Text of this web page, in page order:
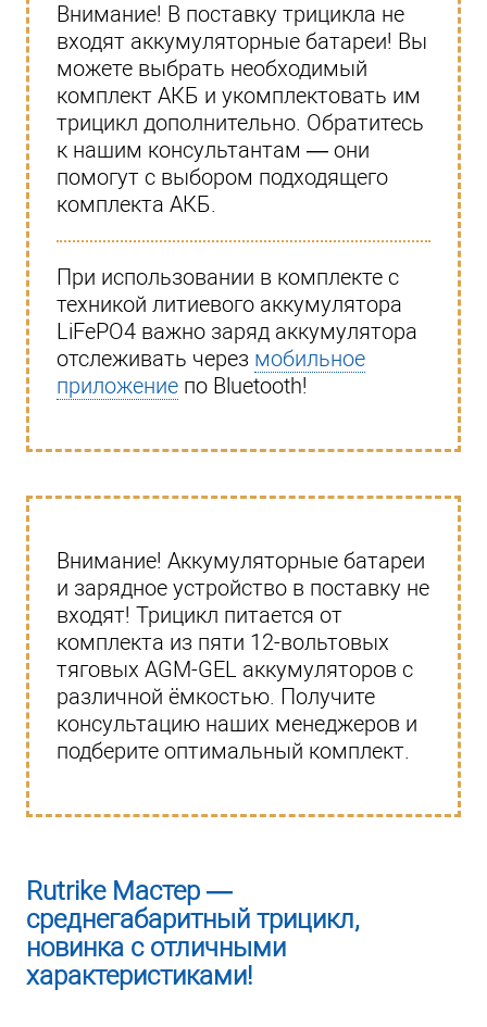
Внимание! В поставку трицикла не
входят аккумуляторные батареи! Вы
можете выбрать необходимый
комплект АКБ и укомплектовать им
трицикл дополнительно. Обратитесь
к нашим консультантам — они
помогут с выбором подходящего
комплекта АКБ.
При использовании в комплекте с
техникой литиевого аккумулятора
LiFePO4 важно заряд аккумулятора
отслеживать через мобильное
приложение по Bluetooth!
Внимание! Аккумуляторные батареи
и зарядное устройство в поставку не
входят! Трицикл питается от
комплекта из пяти 12-вольтовых
тяговых AGM-GEL аккумуляторов с
различной ёмкостью. Получите
консультацию наших менеджеров и
подберите оптимальный комплект.
Rutrike Мастер —
среднегабаритный трицикл,
новинка с отличными
характеристиками!